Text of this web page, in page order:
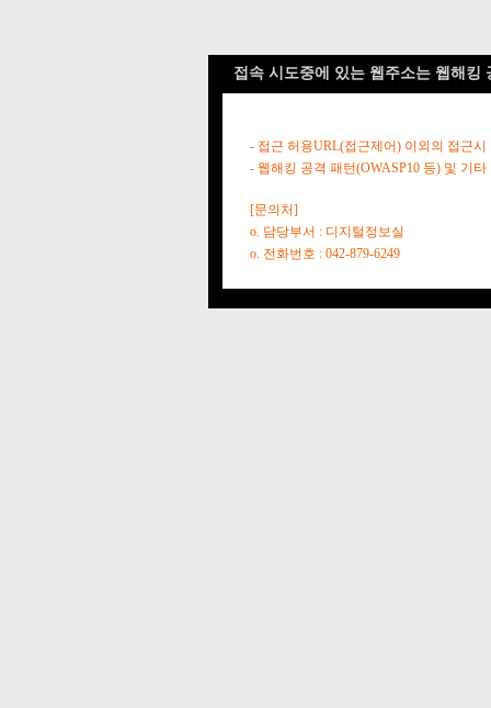
접속 시도중에 있는 웹주소는 웹해킹
- 접근 허용URL(접근제어) 이외의 접근시
- 웹해킹 공격 패턴(OWASP10 등) 및 기
[문의처]
o. 담당부서 : 디지털정보실
o. 전화번호 : 042-879-6249